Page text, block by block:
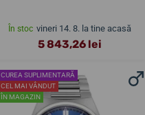
În stoc vineri 14. 8. la tine acasă
5 843,26 lei
CUREA SUPLIMENTARĂ
CEL MAI VÂNDUT
ÎN MAGAZIN